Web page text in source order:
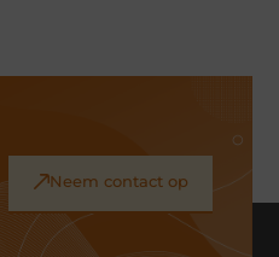
Neem contact op